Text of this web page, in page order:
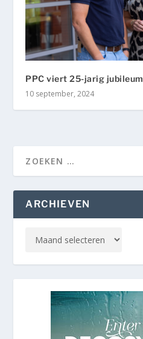
PPC viert 25-jarig jubileum
10 september, 2024
ARCHIEVEN